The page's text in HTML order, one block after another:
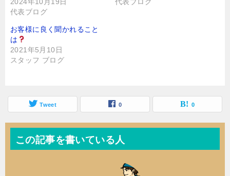
ウ
で
開
ま
す
代表ブログ
お客様に良く聞かれること
は
2021年5月10日
スタッフ ブログ
Tweet 0 0
この記事を書いている人